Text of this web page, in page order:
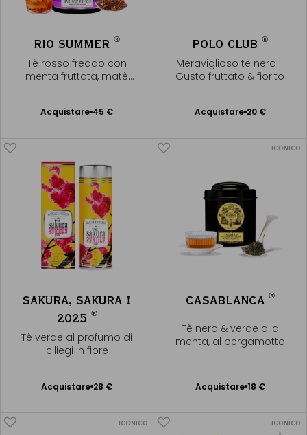
RIO SUMMER®
Tè rosso freddo con
menta fruttata, matè
Acquistare 45 €
Aggiungere
POLO CLUB®
Meraviglioso tè nero -
Gusto fruttato & fiorito
Acquistare 20 €
Aggiungere
SAKURA, SAKURA !
2025 ®
Tè verde al profumo di
ciliegi in fiore
Acquistare 28 €
Aggiungere
ICONICO
CASABLANCA ®
Tè nero & verde alla
menta, al bergamotto
Acquistare 18 €
Aggiungere
ICONICO ICONICO